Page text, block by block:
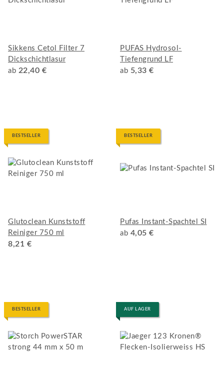
Sikkens Cetol Filter 7
Dickschichtlasur
ab 22,40 €
PUFAS Hydrosol-
Tiefengrund LF
ab 5,33 €
BESTSELLER
Glutoclean Kunststoff
Reiniger 750 ml
8,21 €
BESTSELLER
Pufas Instant-Spachtel SI
ab 4,05 €
BESTSELLER AUF LAGER